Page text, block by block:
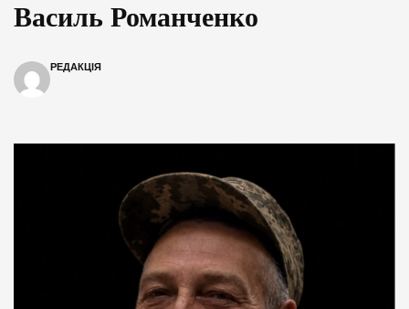
Василь Романченко
РЕДАКЦІЯ